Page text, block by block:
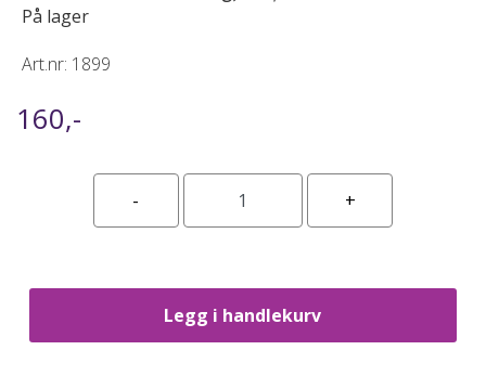
På lager
Art.nr: 1899
160,-
Legg i handlekurv